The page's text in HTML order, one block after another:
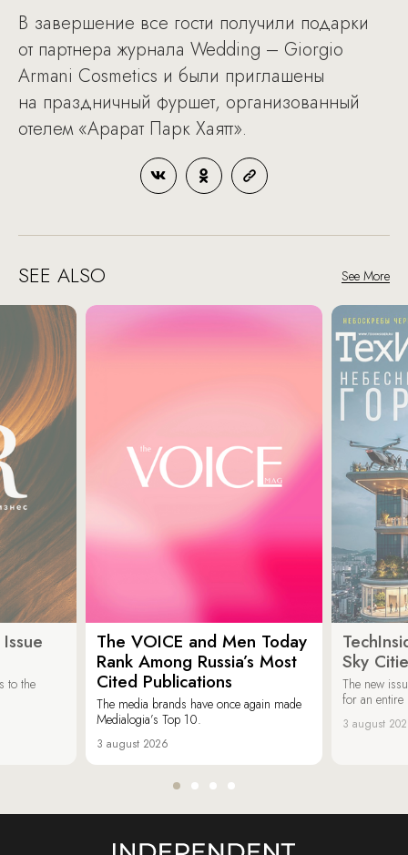
В завершение все гости получили подарки
от партнера журнала Wedding – Giorgio
Armani Cosmetics и были приглашены
на праздничный фуршет, организованный
отелем «Арарат Парк Хаятт».
SEE ALSO See More
to the
The VOICE and Men Today
Rank Among Russia’s Most
Cited Publications
The media brands have once again made
Medialogia’s Top 10.
3 august 2026
Sky
The new
for an entire
3 august